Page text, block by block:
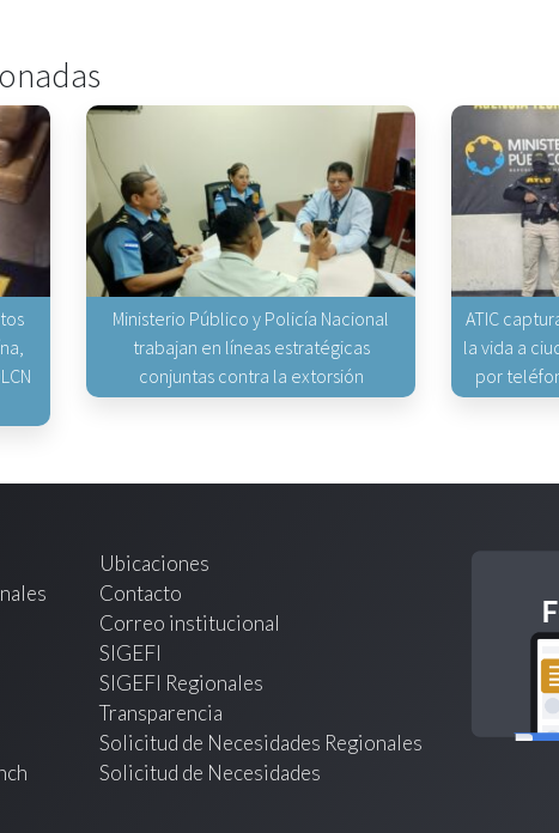
Ministerio Público y Policía Nacional
trabajan en líneas estratégicas
conjuntas contra la extorsión
ATIC
la vida a
por
Ubicaciones
Contacto
Correo institucional
SIGEFI
SIGEFI Regionales
Transparencia
Solicitud de Necesidades Regionales
Solicitud de Necesidades